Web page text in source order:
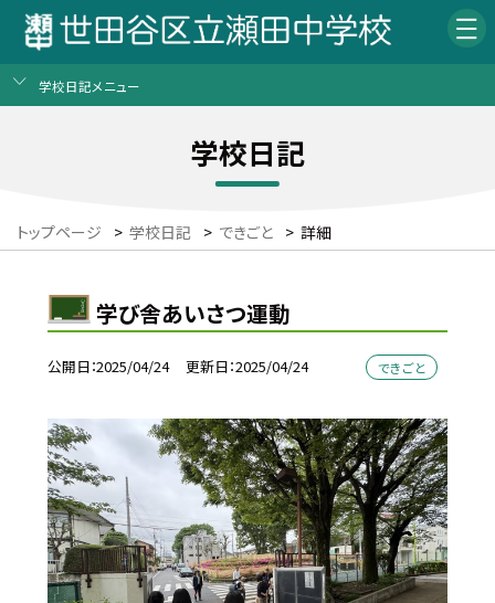
学校日記メニュー
学校日記
トップページ > 学校日記 > できごと > 詳細
学び舎あいさつ運動
公開日 2025/04/24 更新日 2025/04/24 できごと